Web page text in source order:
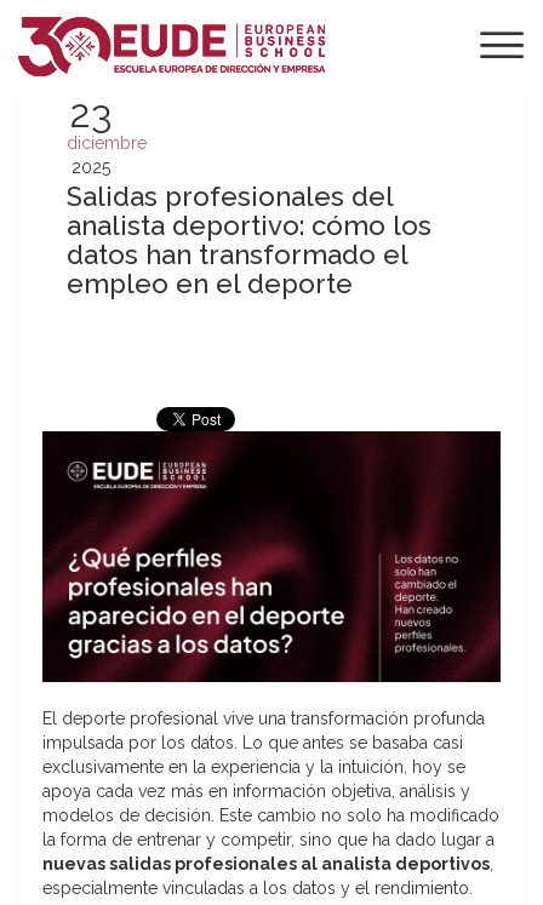
23
diciembre
2025
Salidas profesionales del
analista deportivo: cómo los
datos han transformado el
empleo en el deporte
El deporte profesional vive una transformación profunda
impulsada por los datos. Lo que antes se basaba casi
exclusivamente en la experiencia y la intuición, hoy se
apoya cada vez más en información objetiva, análisis y
modelos de decisión. Este cambio no solo ha modificado
la forma de entrenar y competir, sino que ha dado lugar a
nuevas salidas profesionales al analista deportivos,
especialmente vinculadas a los datos y el rendimiento.